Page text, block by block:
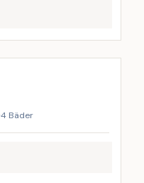
4 Bäder